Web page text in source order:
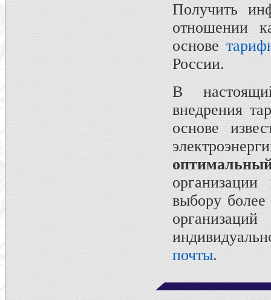
Получить
отношении
основе
России.
В
внедрения
основе
выбору более
почты.